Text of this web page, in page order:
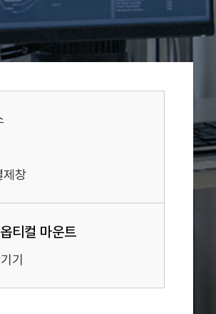
제창
옵티컬 마운트
기